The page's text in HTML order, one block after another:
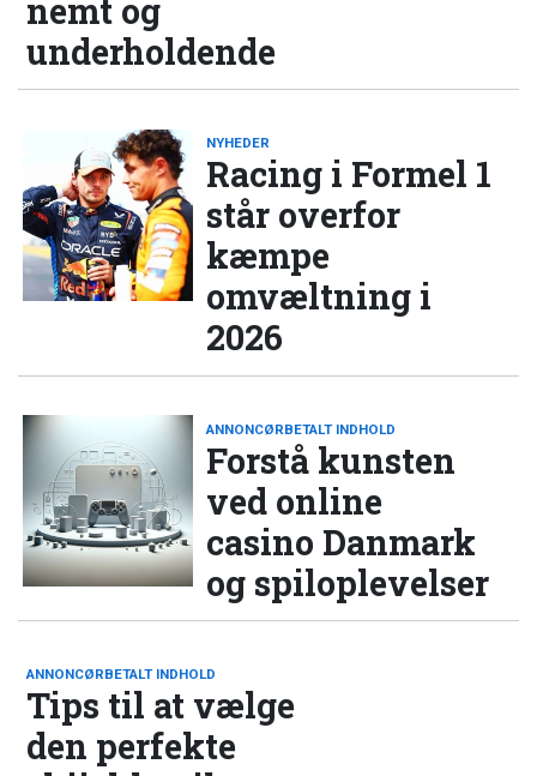
nemt og
underholdende
NYHEDER
Racing i Formel 1
står overfor
kæmpe
omvæltning i
2026
ANNONCØRBETALT INDHOLD
Forstå kunsten
ved online
casino Danmark
og spiloplevelser
ANNONCØRBETALT INDHOLD
Tips til at vælge
den perfekte